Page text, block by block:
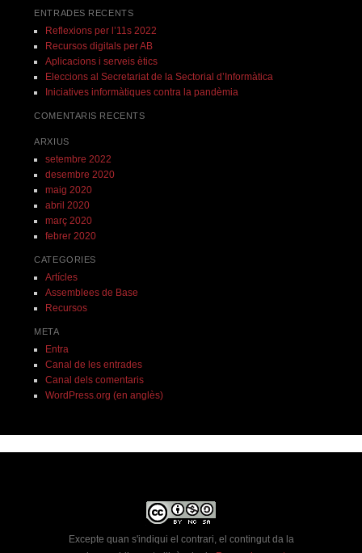
ENTRADES RECENTS
Reflexions per l’11s 2022
Recursos digitals per AB
Aplicacions i serveis ètics
Eleccions al Secretariat de la Sectorial d’Informàtica
Iniciatives informàtiques contra la pandèmia
COMENTARIS RECENTS
ARXIUS
setembre 2022
desembre 2020
maig 2020
abril 2020
març 2020
febrer 2020
CATEGORIES
Artícles
Assemblees de Base
Recursos
META
Entra
Canal de les entrades
Canal dels comentaris
WordPress.org (en anglès)
Excepte quan s'indiqui el contrari, el contingut da la